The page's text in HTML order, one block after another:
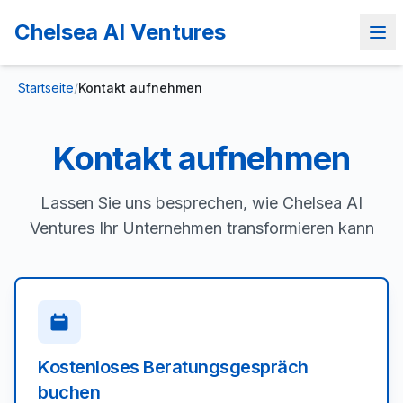
Chelsea AI Ventures
Startseite/Kontakt aufnehmen
Kontakt aufnehmen
Lassen Sie uns besprechen, wie Chelsea AI
Ventures Ihr Unternehmen transformieren kann
Kostenloses Beratungsgespräch
buchen